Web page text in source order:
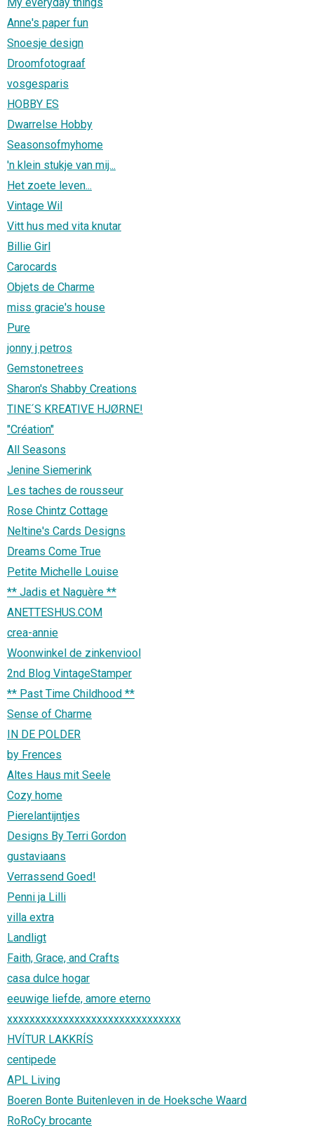
Anne's paper fun
Snoesje design
Droomfotograaf
vosgesparis
HOBBY ES
Dwarrelse Hobby
Seasonsofmyhome
'n klein stukje van mij...
Het zoete leven...
Vintage Wil
Vitt hus med vita knutar
Billie Girl
Carocards
Objets de Charme
miss gracie's house
Pure
jonny j petros
Gemstonetrees
Sharon's Shabby Creations
TINE´S KREATIVE HJØRNE!
"Création"
All Seasons
Jenine Siemerink
Les taches de rousseur
Rose Chintz Cottage
Neltine's Cards Designs
Dreams Come True
Petite Michelle Louise
** Jadis et Naguère **
ANETTESHUS.COM
crea-annie
Woonwinkel de zinkenviool
2nd Blog VintageStamper
** Past Time Childhood **
Sense of Charme
IN DE POLDER
by Frences
Altes Haus mit Seele
Cozy home
Pierelantijntjes
Designs By Terri Gordon
gustaviaans
Verrassend Goed!
Penni ja Lilli
villa extra
Landligt
Faith, Grace, and Crafts
casa dulce hogar
eeuwige liefde, amore eterno
xxxxxxxxxxxxxxxxxxxxxxxxxxxxxxx
HVÍTUR LAKKRÍS
centipede
APL Living
Boeren Bonte Buitenleven in de Hoeksche Waard
RoRoCy brocante